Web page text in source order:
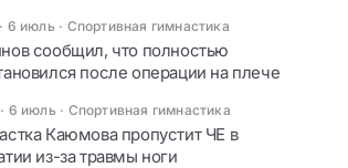
6 июль· Спортивная гимнастика
сообщил, что полностью
после операции на плече
6 июль· Спортивная гимнастика
Каюмова пропустит ЧЕ в
из-за травмы ноги